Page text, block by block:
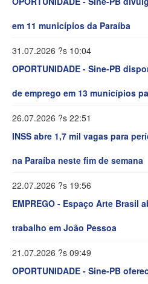
em 11 municípios da Paraíba
31.07.2026 ?s 10:04
OPORTUNIDADE - Sine-PB
de emprego em 13 municípios
26.07.2026 ?s 22:51
INSS abre 1,7 mil vagas para
na Paraíba neste fim de semana
22.07.2026 ?s 19:56
EMPREGO - Espaço Arte Brasil
trabalho em João Pessoa
21.07.2026 ?s 09:49
OPORTUNIDADE - Sine-PB